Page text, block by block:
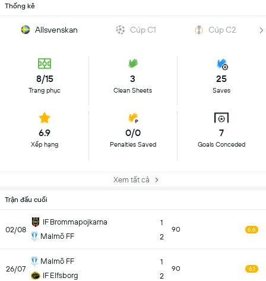
Thống kê
Allsvenskan Cúp C1 Cúp C2
8/15
Trang phục
3
Clean Sheets
25
Saves
6.9
Xếp hạng
0/0
Penalties Saved
7
Goals Conceded
Xem tất cả
Trận đấu cuối
02/08
IF Brommapojkarna
Malmö FF
1
2
90 6.6
26/07
Malmö FF
IF Elfsborg
1
2
90 6.1